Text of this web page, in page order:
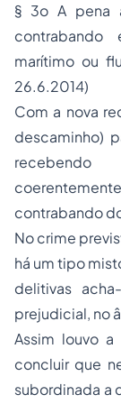
§ 3o A pena
marítimo ou
26.6.2014)
Com a nova
descaminho)
recebendo
contrabando
No crime
há um tipo
delitivas
prejudicial, no
Assim louvo
concluir que
subordinada a